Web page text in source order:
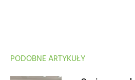
PODOBNE ARTYKUŁY